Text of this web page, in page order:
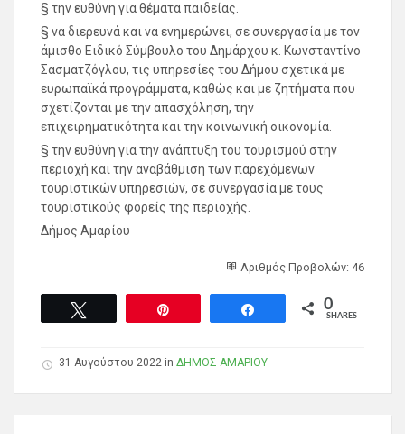
§ την ευθύνη για θέματα παιδείας.
§ να διερευνά και να ενημερώνει, σε συνεργασία με τον
άμισθο Ειδικό Σύμβουλο του Δημάρχου κ. Κωνσταντίνο
Σασματζόγλου, τις υπηρεσίες του Δήμου σχετικά με
ευρωπαϊκά προγράμματα, καθώς και με ζητήματα που
σχετίζονται με την απασχόληση, την
επιχειρηματικότητα και την κοινωνική οικονομία.
§ την ευθύνη για την ανάπτυξη του τουρισμού στην
περιοχή και την αναβάθμιση των παρεχόμενων
τουριστικών υπηρεσιών, σε συνεργασία με τους
τουριστικούς φορείς της περιοχής.
Δήμος Αμαρίου
Αριθμός Προβολών: 46
0
SHARES
31 Αυγούστου 2022 in ΔΗΜΟΣ ΑΜΑΡΙΟΥ